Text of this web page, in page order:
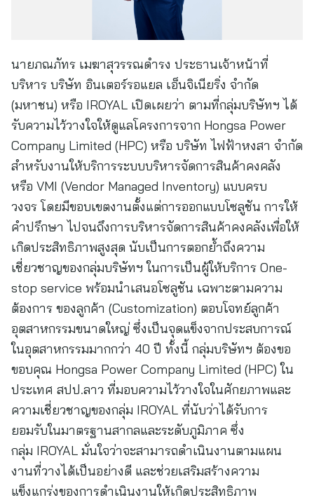
นายภณภัทร เมฆาสุวรรณดำรง ประธานเจ้าหน้าที่
บริหาร บริษัท อินเตอร์รอแยล เอ็นจิเนียริ่ง จำกัด
(มหาชน) หรือ IROYAL เปิดเผยว่า ตามที่กลุ่มบริษัทฯ ได้
รับความไว้วางใจให้ดูแลโครงการจาก Hongsa Power
Company Limited (HPC) หรือ บริษัท ไฟฟ้าหงสา จำกัด
สำหรับงานให้บริการระบบบริหารจัดการสินค้าคงคลัง
หรือ VMI (Vendor Managed Inventory) แบบครบ
วงจร โดยมีขอบเขตงานตั้งแต่การออกแบบโซลูชัน การให้
คำปรึกษา ไปจนถึงการบริหารจัดการสินค้าคงคลังเพื่อให้
เกิดประสิทธิภาพสูงสุด นับเป็นการตอกย้ำถึงความ
เชี่ยวชาญของกลุ่มบริษัทฯ ในการเป็นผู้ให้บริการ One-
stop service พร้อมนำเสนอโซลูชัน เฉพาะตามความ
ต้องการ ของลูกค้า (Customization) ตอบโจทย์ลูกค้า
อุตสาหกรรมขนาดใหญ่ ซึ่งเป็นจุดแข็งจากประสบการณ์
ในอุตสาหกรรมมากกว่า 40 ปี ทั้งนี้ กลุ่มบริษัทฯ ต้องขอ
ขอบคุณ Hongsa Power Company Limited (HPC) ใน
ประเทศ สปป.ลาว ที่มอบความไว้วางใจในศักยภาพและ
ความเชี่ยวชาญของกลุ่ม IROYAL ที่นับว่าได้รับการ
ยอมรับในมาตรฐานสากลและระดับภูมิภาค ซึ่ง
กลุ่ม IROYAL มั่นใจว่าจะสามารถดำเนินงานตามแผน
งานที่วางได้เป็นอย่างดี และช่วยเสริมสร้างความ
แข็งแกร่งของการดำเนินงานให้เกิดประสิทธิภาพ